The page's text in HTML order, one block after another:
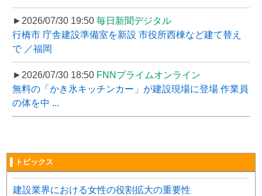
►2026/07/30 19:50 毎日新聞デジタル
行橋市 庁舎建設準備室を新設 市役所西棟など建て替え
で ／福岡
►2026/07/30 18:50 FNNプライムオンライン
無料の「かき氷キッチンカー」が建設現場に登場 作業員
の体を中 ...
▌トピックス
建設業界における女性の役割拡大の重要性